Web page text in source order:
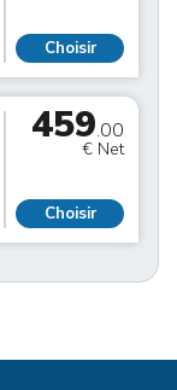
Choisir
459.00
€ Net
Choisir